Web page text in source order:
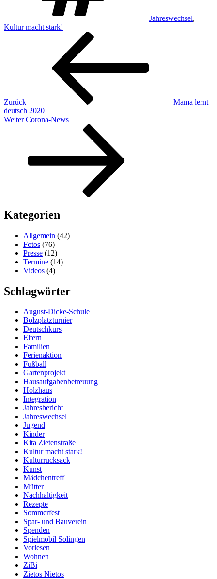
Jahreswechsel,
Kultur macht stark!
Beitragsnavigation
Zurück
Mama lernt
deutsch 2020
Nächster
Weiter Corona-News
Kategorien
Allgemein (42)
Fotos (76)
Presse (12)
Termine (14)
Videos (4)
Schlagwörter
August-Dicke-Schule
Bolzplatzturnier
Deutschkurs
Eltern
Familien
Ferienaktion
Fußball
Gartenprojekt
Hausaufgabenbetreuung
Holzhaus
Integration
Jahresbericht
Jahreswechsel
Jugend
Kinder
Kita Zietenstraße
Kultur macht stark!
Kulturrucksack
Kunst
Mädchentreff
Mütter
Nachhaltigkeit
Rezepte
Sommerfest
Spar- und Bauverein
Spenden
Spielmobil Solingen
Vorlesen
Wohnen
ZiBi
Zietos Nietos